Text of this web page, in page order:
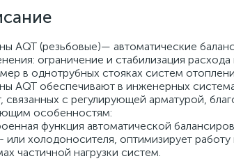
AQT (резьбовые)— автоматические
ограничение и стабилизация
в однотрубных стояках систем
AQT обеспечивают в инженерных
связанных с регулирующей арматурой,
особенностям:
функция автоматической
или холодоносителя, оптимизирует
частичной нагрузки систем.